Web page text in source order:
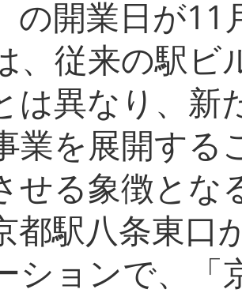
の開業日が11
、従来の駅ビ
は異なり、新
業を展開する
せる象徴とな
都駅八条東口
ションで、「